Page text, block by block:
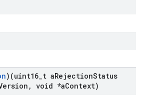
)(uint16 t aRejectionStatus
, void *aContext)